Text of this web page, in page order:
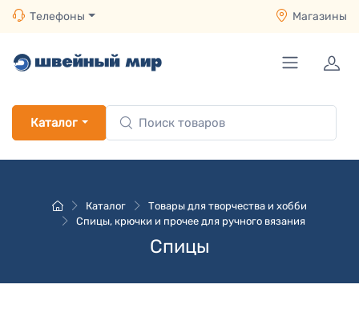
Телефоны Магазины
Каталог
Каталог
Товары для творчества и хобби
Спицы, крючки и прочее для ручного вязания
Спицы